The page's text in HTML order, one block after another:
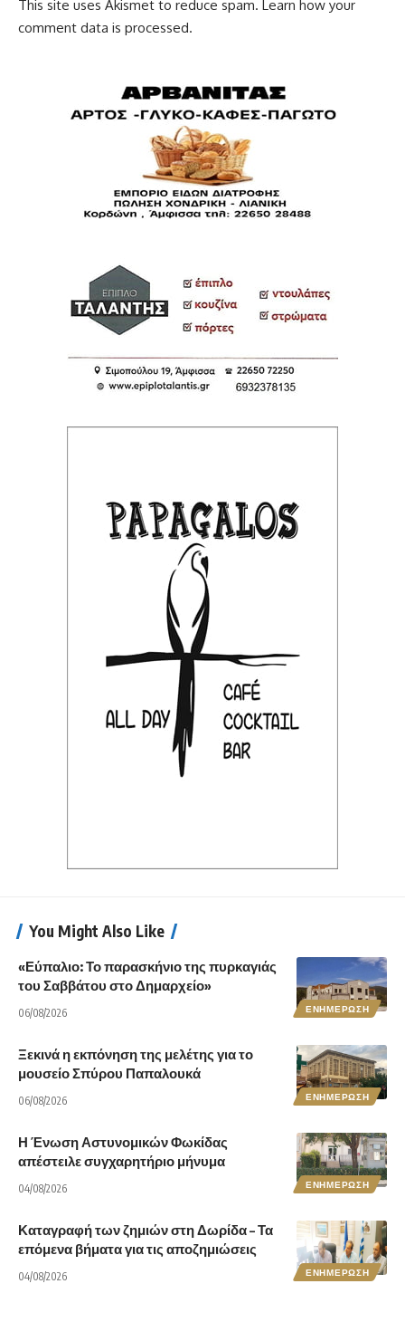
This site uses Akismet to reduce spam. Learn how your
comment data is processed.
You Might Also Like
ΕΝΗΜΕΡΩΣΗ
«Εύπαλιο: Το παρασκήνιο της πυρκαγιάς
του Σαββάτου στο Δημαρχείο»
06/08/2026
ΕΝΗΜΕΡΩΣΗ
Ξεκινά η εκπόνηση της μελέτης για το
μουσείο Σπύρου Παπαλουκά
06/08/2026
ΕΝΗΜΕΡΩΣΗ
Η Ένωση Αστυνομικών Φωκίδας
απέστειλε συγχαρητήριο μήνυμα
04/08/2026
ΕΝΗΜΕΡΩΣΗ
Καταγραφή των ζημιών στη Δωρίδα – Τα
επόμενα βήματα για τις αποζημιώσεις
04/08/2026